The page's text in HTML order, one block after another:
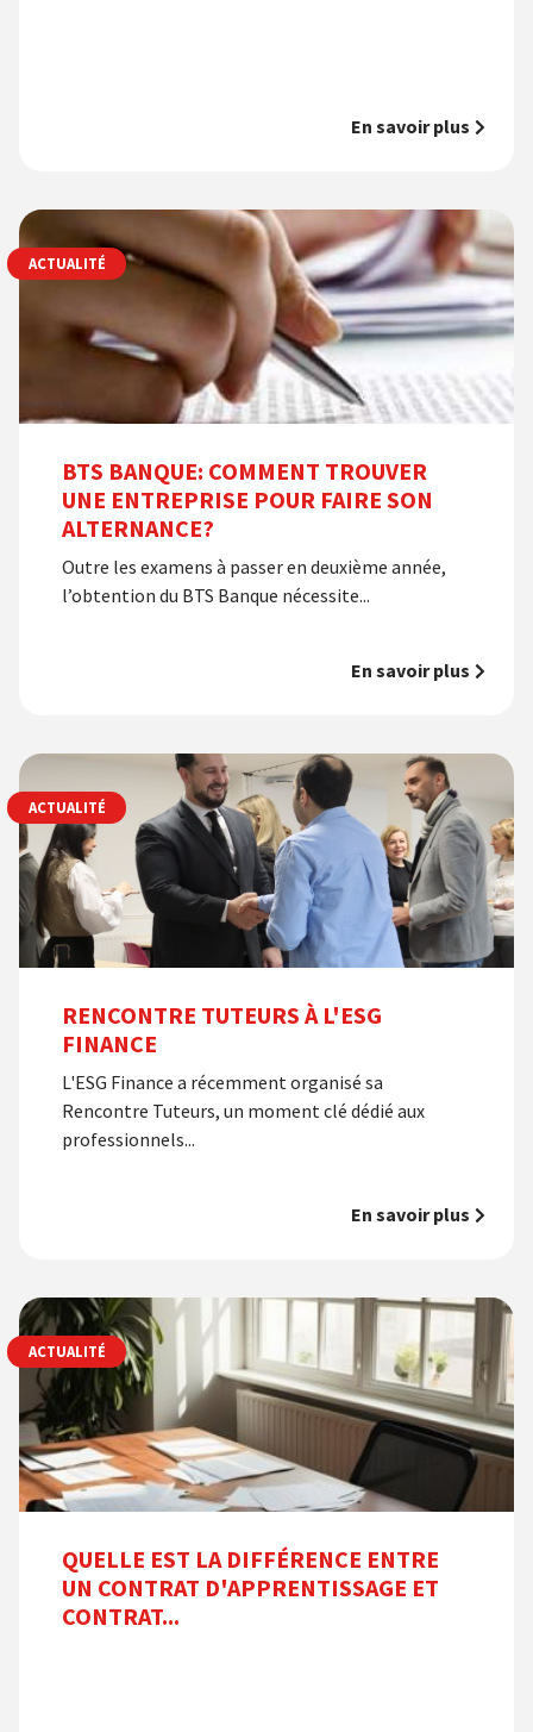
En savoir plus
BTS BANQUE: COMMENT TROUVER
UNE ENTREPRISE POUR FAIRE SON
ALTERNANCE?
Outre les examens à passer en deuxième année,
l’obtention du BTS Banque nécessite...
En savoir plus
ACTUALITÉ
RENCONTRE TUTEURS À L'ESG
FINANCE
L'ESG Finance a récemment organisé sa
Rencontre Tuteurs, un moment clé dédié aux
professionnels...
En savoir plus
ACTUALITÉ
QUELLE EST LA DIFFÉRENCE ENTRE
UN CONTRAT D'APPRENTISSAGE ET
CONTRAT...
ACTUALITÉ